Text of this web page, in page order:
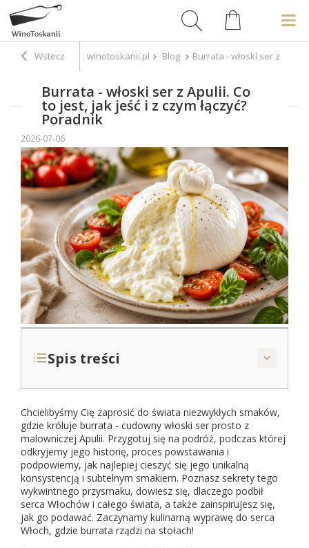
Wstecz winotoskanii.pl Blog Burrata - włoski ser z
Burrata - włoski ser z Apulii. Co
to jest, jak jeść i z czym łączyć?
Poradnik
2026-07-06
Spis treści
1
Czym jest burrata? Włoski ser o niezwykłej
strukturze i smaku
2
Jak powstaje burrata? Sekret kremowego
wnętrza
3
Historia i pochodzenie burraty: od Apulii do
świata
4
Jak jeść burratę? Sztuka podawania i
konsumpcji
Chcielibyśmy Cię zaprosić do świata niezwykłych smaków,
gdzie króluje burrata - cudowny włoski ser prosto z
malowniczej Apulii. Przygotuj się na podróż, podczas której
odkryjemy jego historię, proces powstawania i
podpowiemy, jak najlepiej cieszyć się jego unikalną
konsystencją i subtelnym smakiem. Poznasz sekrety tego
wykwintnego przysmaku, dowiesz się, dlaczego podbił
serca Włochów i całego świata, a także zainspirujesz się,
jak go podawać. Zaczynamy kulinarną wyprawę do serca
Włoch, gdzie burrata rządzi na stołach!